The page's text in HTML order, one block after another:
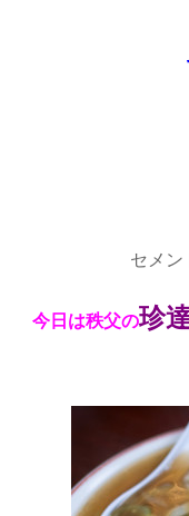
セメン
今日は秩父の珍